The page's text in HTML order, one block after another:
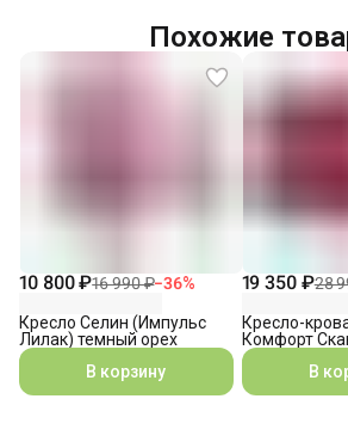
Похожие
10 800 ₽16 990 ₽−36%
Кресло Селин (Импульс
Лилак) темный орех
В корзину
19 350 ₽28
Кресло-
Комфорт
030)
В